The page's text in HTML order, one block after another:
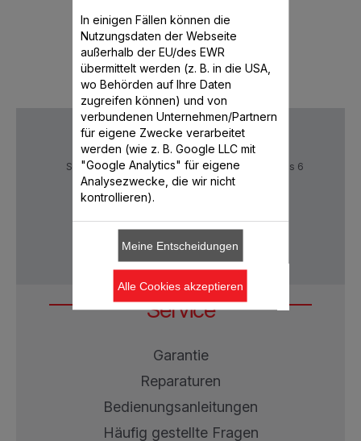
Verfügbare Menge.
In den Warenkorb legen
Sichere Zahlung
Lieferzeiten: 5 bis 6
Service
Garantie
Reparaturen
Bedienungsanleitungen
Häufig gestellte Fragen
In einigen Fällen können die
Nutzungsdaten der Webseite
außerhalb der EU/des EWR
übermittelt werden (z. B. in die USA,
wo Behörden auf Ihre Daten
zugreifen können) und von
verbundenen Unternehmen/Partnern
für eigene Zwecke verarbeitet
werden (wie z. B. Google LLC mit
"Google Analytics" für eigene
Analysezwecke, die wir nicht
kontrollieren).
Meine Entscheidungen
Alle Cookies akzeptieren